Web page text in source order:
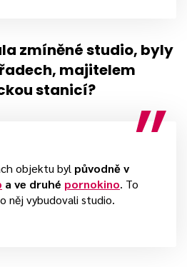
zmíněné studio, byly
majitelem
stanicí?
objektu byl původně v
a ve druhé pornokino. To
něj vybudovali studio.